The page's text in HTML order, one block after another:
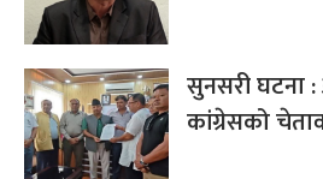
सुनसरी घटना
कांग्रेसको